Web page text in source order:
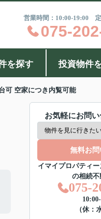
営業時間：10:00-19:00
075-
を探す 投資物件
可 空家につき内覧可能
お気軽にお問
無料お
イマイプロパティ
の相続
075-
（休：